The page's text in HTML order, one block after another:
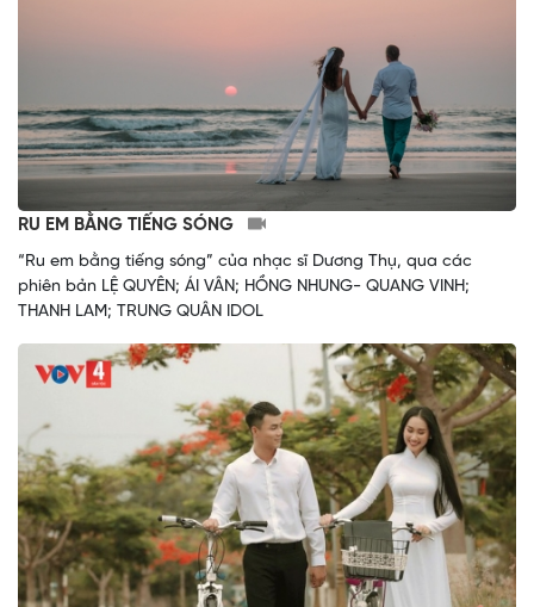
RU EM BẰNG TIẾNG SÓNG
“Ru em bằng tiếng sóng” của nhạc sĩ Dương Thụ, qua các
phiên bản LỆ QUYÊN; ÁI VÂN; HỒNG NHUNG- QUANG VINH;
THANH LAM; TRUNG QUÂN IDOL